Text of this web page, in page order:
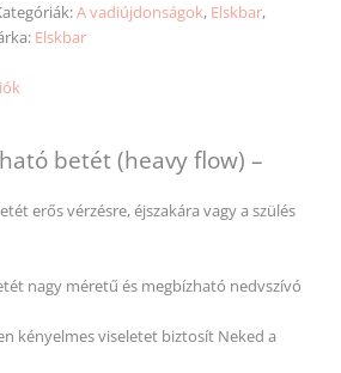
A vadiújdonságok, Elskbar,
Elskbar
betét (heavy flow) –
erős vérzésre, éjszakára vagy a szülés
nagy méretű és megbízható nedvszívó
kényelmes viseletet biztosít Neked a